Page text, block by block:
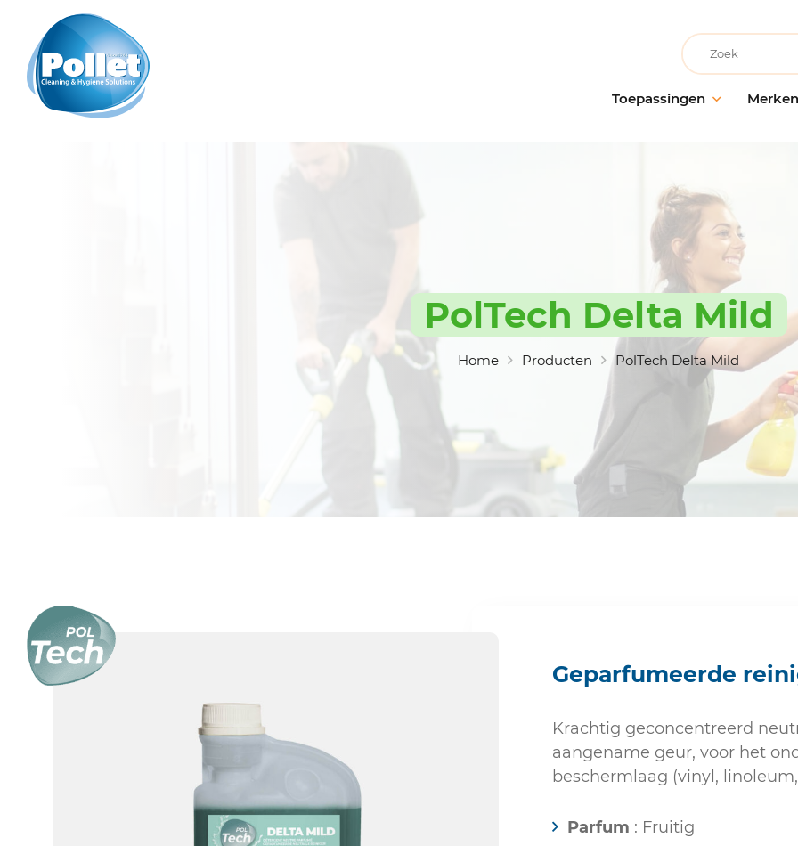
Toepassingen
Medische instellingen
Onderwijsinstellingen
Recreatievoorzieningen
Grootwarenhuizen
Keuken en voedselbereiding
Non-food industrie
Voedingsindustrie
Merken
PolBio
PolGreen
PolTech
EchoClean
Caps
Vikan
Recherche
PolTech Delta Mild
Home Producten PolTech Delta Mild
Geparfumeerde
Krachtig geconcentreerd
aangename geur, voor het
beschermlaag (vinyl,
Parfum : Fruitig